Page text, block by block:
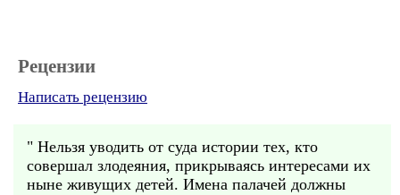
Рецензии
Написать рецензию
" Нельзя уводить от суда истории тех, кто
совершал злодеяния, прикрываясь интересами их
ныне живущих детей. Имена палачей должны